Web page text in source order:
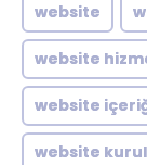
website
website
website
website